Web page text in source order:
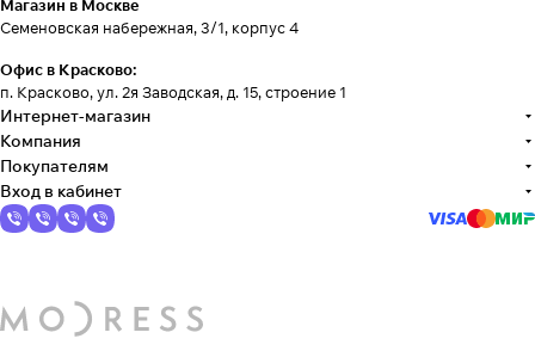
Магазин в Москве
Семеновская набережная, 3/1, корпус 4
Офис в Красково:
п. Красково, ул. 2я Заводская, д. 15, строение 1
Интернет-магазин
Компания
Покупателям
Вход в кабинет